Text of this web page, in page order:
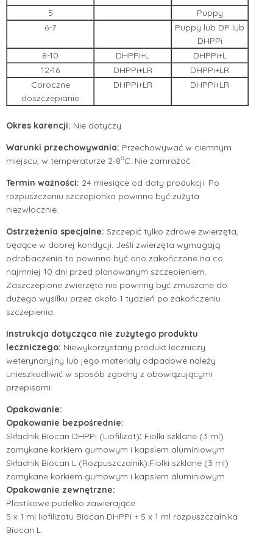
5
Puppy
6-7
Puppy lub DP lub
DHPPi
8-10
DHPPi+L
DHPPi+L
12-16
DHPPi+LR
DHPPi+LR
Coroczne
doszczepianie
DHPPi+LR DHPPi+LR
Okres karencji: Nie dotyczy
Warunki przechowywania: Przechowywać w ciemnym
miejscu, w temperaturze 2-8oC. Nie zamrażać.
Termin ważności: 24 miesiące od daty produkcji. Po
rozpuszczeniu szczepionka powinna być zużyta
niezwłocznie.
Ostrzeżenia specjalne: Szczepić tylko zdrowe zwierzęta,
będące w dobrej kondycji. Jeśli zwierzęta wymagają
odrobaczenia to powinno być ono zakończone na co
najmniej 10 dni przed planowanym szczepieniem.
Zaszczepione zwierzęta nie powinny być zmuszane do
dużego wysiłku przez około 1 tydzień po zakończeniu
szczepienia.
Instrukcja dotycząca nie zużytego produktu
leczniczego: Niewykorzystany produkt leczniczy
weterynaryjny lub jego materiały odpadowe należy
unieszkodliwić w sposób zgodny z obowiązującymi
przepisami.
Opakowanie:
Opakowanie bezpośrednie:
Składnik Biocan DHPPi (Liofilizat): Fiolki szklane (3 ml)
zamykane korkiem gumowym i kapslem aluminiowym
Składnik Biocan L (Rozpuszczalnik):Fiolki szklane (3 ml)
zamykane korkiem gumowym i kapslem aluminiowym
Opakowanie zewnętrzne:
Plastikowe pudełko zawierające:
5 x 1 ml liofilizatu Biocan DHPPi + 5 x 1 ml rozpuszczalnika
Biocan L